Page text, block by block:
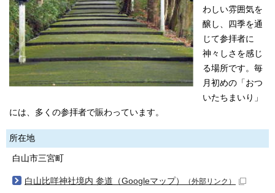
わしい雰囲気を
醸し、四季を通
じて参拝者に
神々しさを感じ
る場所です。毎
月初めの「おつ
いたちまいり」
には、多くの参拝者で賑わっています。
所在地
白山市三宮町
白山比咩神社境内 参道（Googleマップ） （外部リンク）